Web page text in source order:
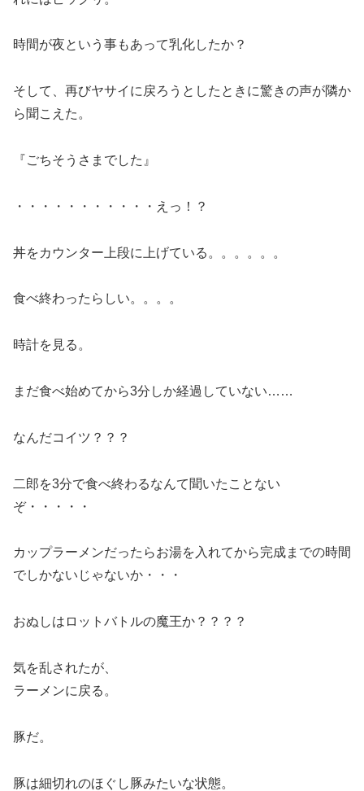
時間が夜という事もあって乳化したか？
そして、再びヤサイに戻ろうとしたときに驚きの声が隣か
ら聞こえた。
『ごちそうさまでした』
・・・・・・・・・・・えっ！？
丼をカウンター上段に上げている。。。。。。
食べ終わったらしい。。。。
時計を見る。
まだ食べ始めてから3分しか経過していない……
なんだコイツ？？？
二郎を3分で食べ終わるなんて聞いたことない
ぞ・・・・・
カップラーメンだったらお湯を入れてから完成までの時間
でしかないじゃないか・・・
おぬしはロットバトルの魔王か？？？？
気を乱されたが、
ラーメンに戻る。
豚だ。
豚は細切れのほぐし豚みたいな状態。